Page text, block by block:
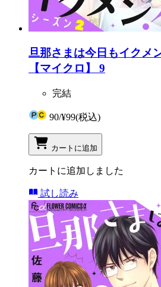
旦那さまは今日もイクメ
【マイクロ】 9
完結
90/¥99(税込)
カートに追加
カートに追加しました
試し読み